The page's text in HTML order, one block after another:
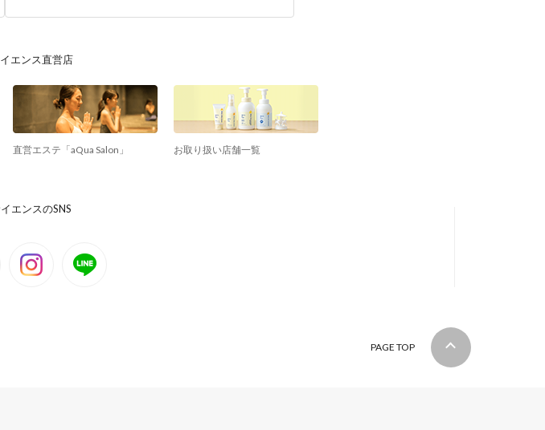
エンス直営店
直営エステ「aQua Salon」 お取り扱い店舗一覧
エンスのSNS
PAGE TOP